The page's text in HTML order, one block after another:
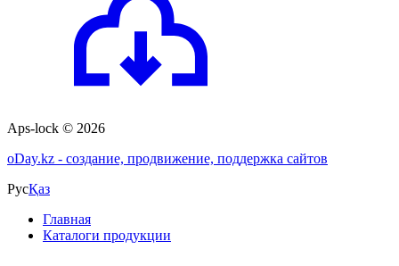
Aps-lock © 2026
oDay.kz - создание, продвижение, поддержка сайтов
РусҚаз
Главная
Каталоги продукции